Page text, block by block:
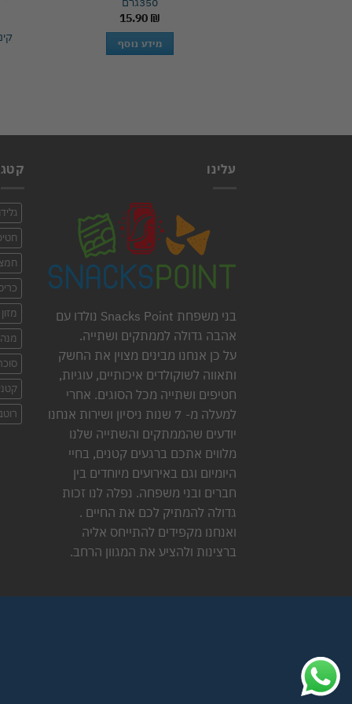
15.90 ₪
מידע נוסף
עלינו
בני משפחת Snacks Point נולדו עם
אהבה גדולה לממתקים ושתייה.
על כן אנחנו מבינים מצוין את החשק
ותאווה לשוקולדים איכותיים, עוגיות,
חטיפים ושתייה מכל הסוגים. אחרי
למעלה מ- 7 שנות ניסיון ושירות אנחנו
יודעים שהממתקים והשתייה שלנו
מלווים אתכם ברגעים קטנים, בחיי
היומיום וגם באירועים מיוחדים בין
חברים ובני משפחה. נפלה לנו זכות
גדולה להמתיק לכם את החיים .
ואנחנו מקפידים להתייחס אליה
ברצינות ולהציע את המגוון הרחב.
מזון